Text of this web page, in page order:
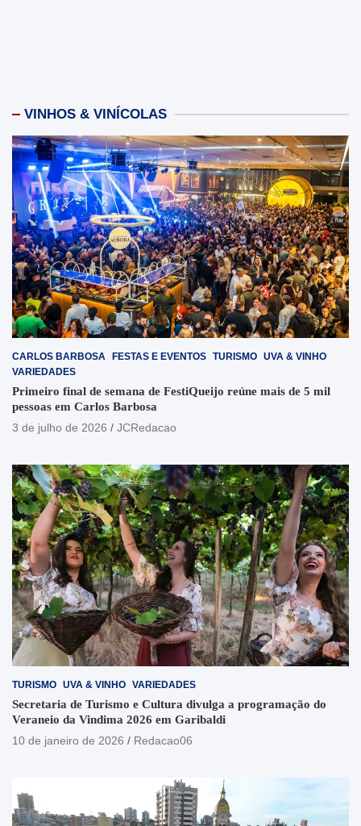
VINHOS & VINÍCOLAS
CARLOS BARBOSA FESTAS E EVENTOS TURISMO UVA & VINHO
VARIEDADES
Primeiro final de semana de FestiQueijo reúne mais de 5 mil
pessoas em Carlos Barbosa
3 de julho de 2026
JCRedacao
TURISMO UVA & VINHO VARIEDADES
Secretaria de Turismo e Cultura divulga a programação do
Veraneio da Vindima 2026 em Garibaldi
10 de janeiro de 2026
Redacao06